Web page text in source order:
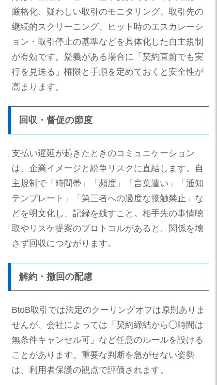
厳格化、疑わしい取引のモニタリング、取引先の
継続的スクリーニング、ヒット時のエスカレーシ
ョン・取引停止の基準などを具体化した自主規制
が有効です。疑義がある場合に「契約直前でも実
行を見送る」権限と手順を定めておくと安全性が
高まります。
回収・督促の節度
支払い遅延が起きたときのコミュニケーション
は、企業イメージと紛争リスクに直結します。自
主規制で「時間帯」「頻度」「言葉遣い」「通知
テンプレート」「第三者への過度な接触禁止」な
どを明文化し、記録を残すこと。相手先の事情聴
取やリスケ提案のプロトコルがあると、関係を壊
さず回収につながります。
解約・撤回の配慮
BtoB取引では法定のクーリングオフは原則ありま
せんが、会社によっては「契約締結から◯時間は
無条件キャンセル可」など任意のルールを設ける
ことがあります。重要な判断を急がせない姿勢
は、利用者保護の観点で評価されます。